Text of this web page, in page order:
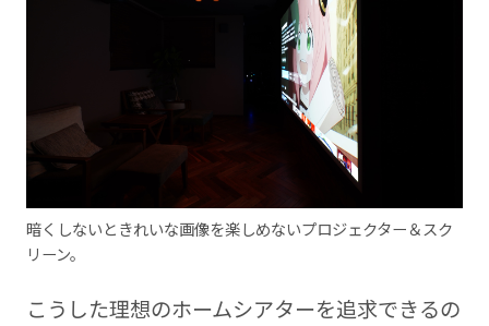
暗くしないときれいな画像を楽しめないプロジェクター＆スク
リーン。
こうした理想のホームシアターを追求できるの